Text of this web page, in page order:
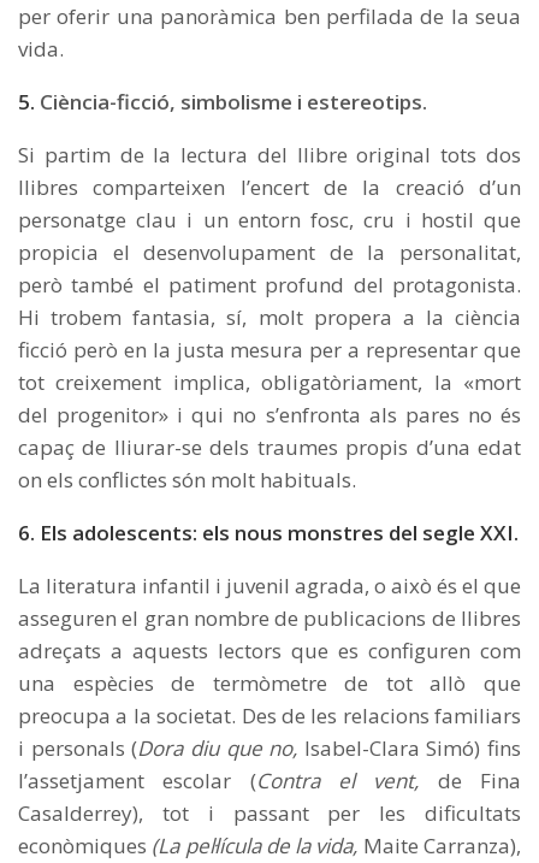
per oferir una panoràmica ben perfilada de la seua
vida.
5. Ciència-ficció, simbolisme i estereotips.
Si partim de la lectura del llibre original tots dos
llibres comparteixen l’encert de la creació d’un
personatge clau i un entorn fosc, cru i hostil que
propicia el desenvolupament de la personalitat,
però també el patiment profund del protagonista.
Hi trobem fantasia, sí, molt propera a la ciència
ficció però en la justa mesura per a representar que
tot creixement implica, obligatòriament, la «mort
del progenitor» i qui no s’enfronta als pares no és
capaç de lliurar-se dels traumes propis d’una edat
on els conflictes són molt habituals.
6. Els adolescents: els nous monstres del segle XXI.
La literatura infantil i juvenil agrada, o això és el que
asseguren el gran nombre de publicacions de llibres
adreçats a aquests lectors que es configuren com
una espècies de termòmetre de tot allò que
preocupa a la societat. Des de les relacions familiars
i personals (Dora diu que no, Isabel-Clara Simó) fins
l’assetjament escolar (Contra el vent, de Fina
Casalderrey), tot i passant per les dificultats
econòmiques (La pel·lícula de la vida, Maite Carranza),